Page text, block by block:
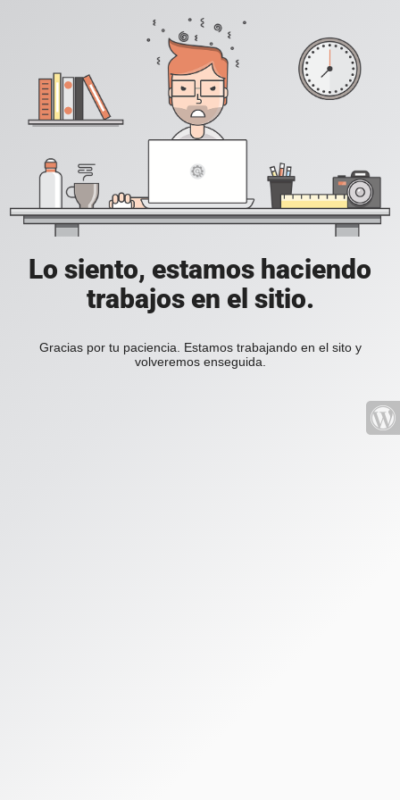
Lo siento, estamos haciendo
trabajos en el sitio.
Gracias por tu paciencia. Estamos trabajando en el sito y
volveremos enseguida.